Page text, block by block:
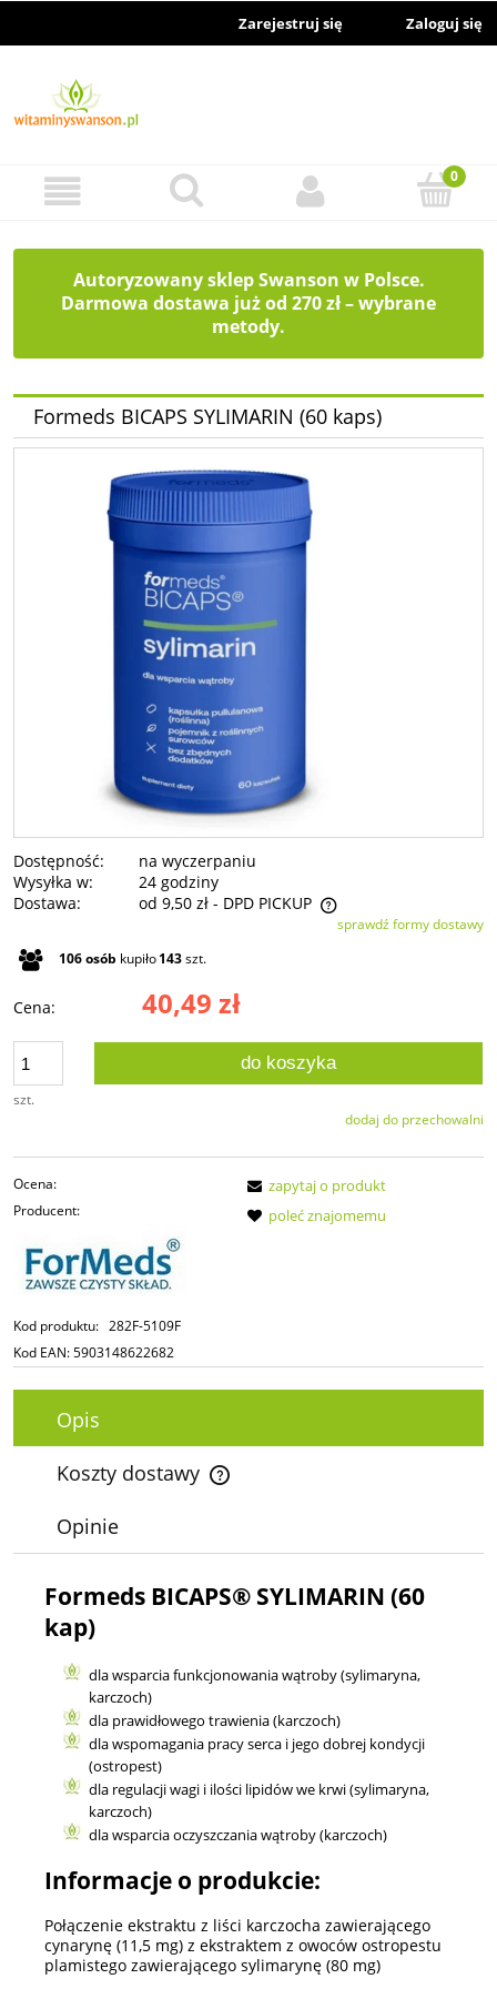
Zarejestruj się Zaloguj się
Autoryzowany sklep Swanson w Polsce.
Darmowa dostawa już od 270 zł – wybrane
metody.
Formeds BICAPS SYLIMARIN (60 kaps)
Dostępność:
na wyczerpaniu
Wysyłka w:
24 godziny
Dostawa:
od 9,50 zł - DPD PICKUP
Cena nie zawiera ewentualnych kosztów płatnościsprawdź formy dostawy
106osób kupiło143szt.
Cena: 40,49 zł
szt.
do koszyka
dodaj do przechowalni
Ocena:
Producent:
Kod produktu: 282F-5109F
Kod EAN:5903148622682
zapytaj o produkt
poleć znajomemu
Opis
Koszty dostawy
Cena nie zawiera ewentualnych kosztów płatności
Opinie
Formeds BICAPS® SYLIMARIN (60
kap)
dla wsparcia funkcjonowania wątroby (sylimaryna,
karczoch)
dla prawidłowego trawienia (karczoch)
dla wspomagania pracy serca i jego dobrej kondycji
(ostropest)
dla regulacji wagi i ilości lipidów we krwi (sylimaryna,
karczoch)
dla wsparcia oczyszczania wątroby (karczoch)
Informacje o produkcie:
Połączenie ekstraktu z liści karczocha zawierającego
cynarynę (11,5 mg) z ekstraktem z owoców ostropestu
plamistego zawierającego sylimarynę (80 mg)